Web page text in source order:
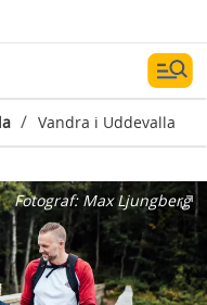
/ Vandra i Uddevalla
Fotograf: Max Ljungberg